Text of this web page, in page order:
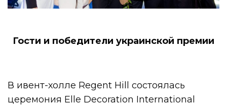
Гости и победители украинской премии
В ивент-холле Regent Hill состоялась
церемония Elle Decoration International